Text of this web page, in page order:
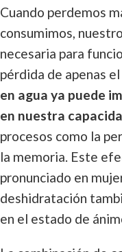
Cuando perdemos
consumimos,
necesaria para
pérdida de apenas el
en agua ya puede
en nuestra
procesos como la
la memoria. Este
pronunciado en
deshidratación
en el estado de